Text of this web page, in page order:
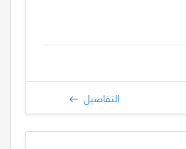
التفاصيل